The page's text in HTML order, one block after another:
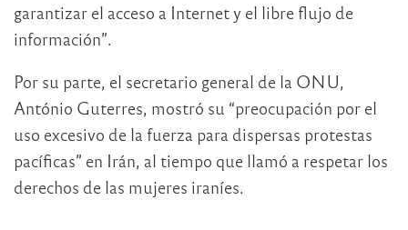
garantizar el acceso a Internet y el libre flujo de
información”.
Por su parte, el secretario general de la ONU,
António Guterres, mostró su “preocupación por el
uso excesivo de la fuerza para dispersas protestas
pacíficas” en Irán, al tiempo que llamó a respetar los
derechos de las mujeres iraníes.